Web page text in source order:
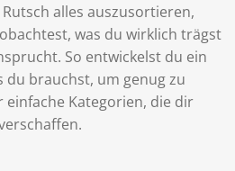
alles auszusortieren,
was du wirklich trägst
So entwickelst du ein
du brauchst, um genug zu
einfache Kategorien, die dir